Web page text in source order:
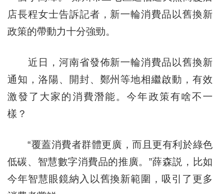
店長程女士告訴記者，新一輪消費品以舊換新
政策的帶動力十分強勁。
近日，河南省發佈新一輪消費品以舊換新
通知，洛陽、開封、鄭州等地相繼啟動，有效
激發了大家的消費潛能。今年政策有啥不一
樣？
“覆蓋消費者群體更廣，而且更有利於綠色
低碳、智慧數字消費品的推廣。”薛森説，比如
今年智慧眼鏡納入以舊換新範圍，吸引了更多